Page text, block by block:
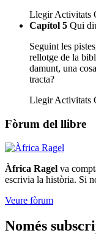
Llegir Activitats
Capítol 5 Qui
Seguint les
rellotge de la
damunt, una
tracta?
Llegir Activitats
Fòrum del llibre
Àfrica Ragel va
escrivia la història. Si
Veure fòrum
Només